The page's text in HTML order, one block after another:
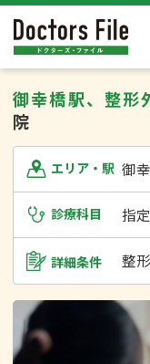
御幸橋駅、整形
院
エリア・駅 御
診療科目 指
詳細条件 整